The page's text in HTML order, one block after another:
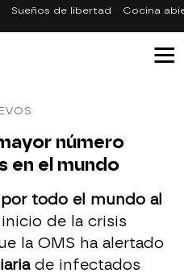
Sueños de libertad Cocina
número
en el mundo
todo el mundo al
de la crisis
la OMS ha alertado
de infectados